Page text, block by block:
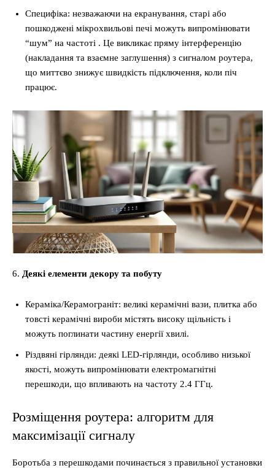
Специфіка: незважаючи на екранування, старі або
пошкоджені мікрохвильові печі можуть випромінювати
“шум” на частоті . Це викликає пряму інтерференцію
(накладання та взаємне заглушення) з сигналом роутера,
що миттєво знижує швидкість підключення, коли піч
працює.
6. Деякі елементи декору та побуту
Кераміка/Керамограніт: великі керамічні вази, плитка або
товсті керамічні вироби містять високу щільність і
можуть поглинати частину енергії хвилі.
Різдвяні гірлянди: деякі LED-гірлянди, особливо низької
якості, можуть випромінювати електромагнітні
перешкоди, що впливають на частоту 2.4 ГГц.
Розміщення роутера: алгоритм для
максимізації сигналу
Боротьба з перешкодами починається з правильної установки